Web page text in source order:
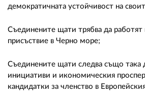
демократичната устойчивост на
Съединените щати трябва да
присъствие в Черно море;
Съединените щати следва също така
инициативи и икономическия
кандидатки за членство в